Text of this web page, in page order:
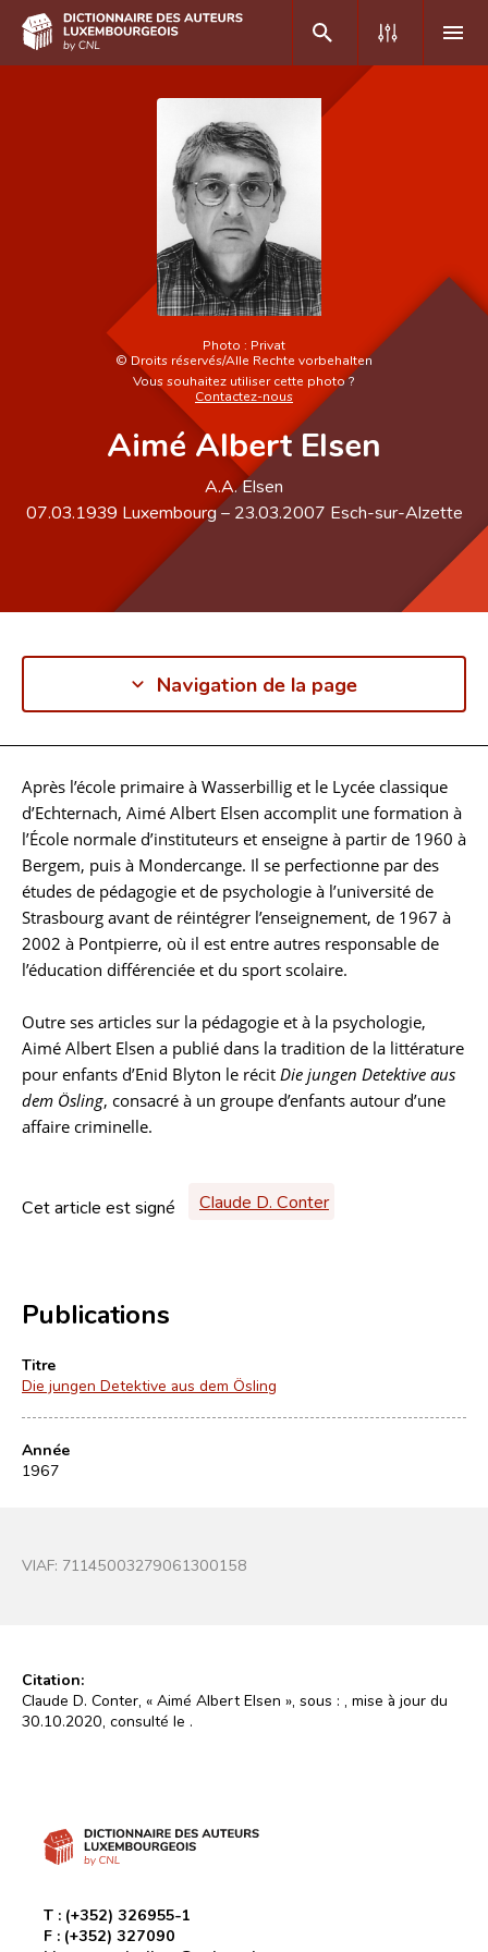
Recherche avancée
Foire aux questions
Photo : Privat
©Droits réservés/Alle Rechte vorbehalten
Vous souhaitez utiliser cette photo ?
Contactez-nous
Aimé Albert Elsen
A.A. Elsen
07.03.1939 Luxembourg– 23.03.2007 Esch-sur-Alzette
Navigation de la page
Biographie
Après l’école primaire à Wasserbillig et le Lycée classique
d’Echternach, Aimé Albert Elsen accomplit une formation à
l’École normale d’instituteurs et enseigne à partir de 1960 à
Bergem, puis à Mondercange. Il se perfectionne par des
études de pédagogie et de psychologie à l’université de
Strasbourg avant de réintégrer l’enseignement, de 1967 à
2002 à Pontpierre, où il est entre autres responsable de
l’éducation différenciée et du sport scolaire.
Outre ses articles sur la pédagogie et à la psychologie,
Aimé Albert Elsen a publié dans la tradition de la littérature
pour enfants d’Enid Blyton le récit Die jungen Detektive aus
dem Ösling, consacré à un groupe d’enfants autour d’une
affaire criminelle.
Cet article est signé Claude D. Conter
Publications
Titre
Die jungen Detektive aus dem Ösling
Année
1967
VIAF: 71145003279061300158
Citation:
Claude D. Conter, « Aimé Albert Elsen », sous : , mise à jour du
30.10.2020, consulté le .
T : (+352) 326955-1
F : (+352) 327090